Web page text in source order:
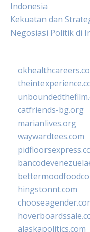
Indonesia
Kekuatan dan
Negosiasi Politik di
catfriends-bg.org
marianlives.org
waywardtees.com
hingstonnt.com
alaskapolitics.com